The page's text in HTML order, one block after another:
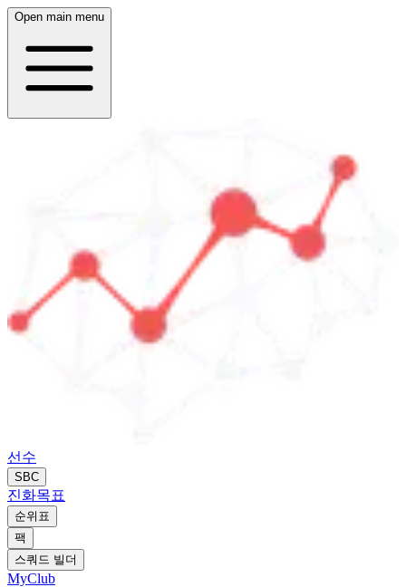
Open main menu
선수
SBC
진화목표
순위표
팩
스쿼드 빌더
MyClub